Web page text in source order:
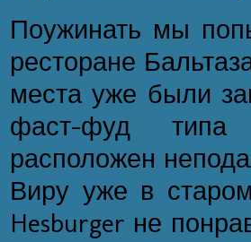
Поужинать мы
ресторане
места уже были
фаст-фуд типа
расположен
Виру уже в
Hesburger не